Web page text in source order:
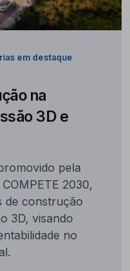
em destaque
na
3D e
pela
2030,
de construção
3D, visando
no